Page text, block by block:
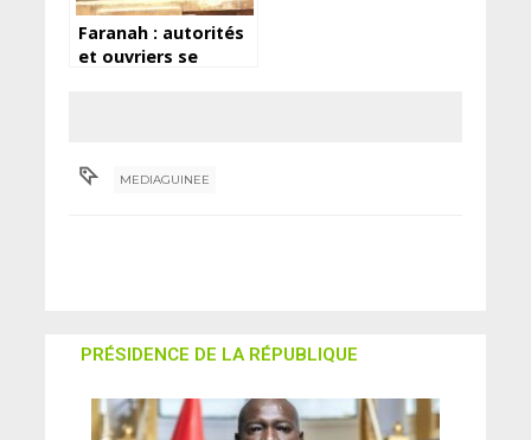
Faranah : autorités
et ouvriers se
MEDIAGUINEE
PRÉSIDENCE DE LA RÉPUBLIQUE